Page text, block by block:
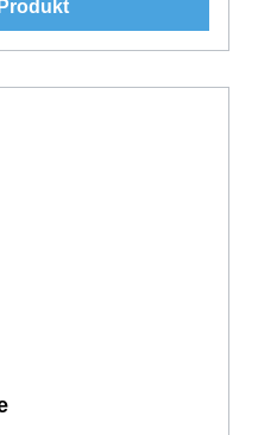
von 5 von 5 Sternen